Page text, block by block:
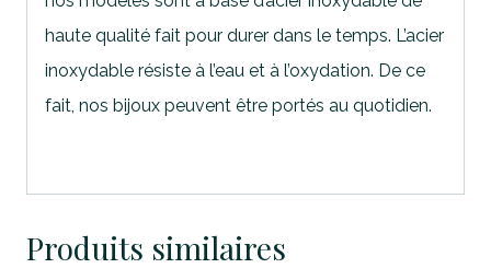
haute qualité fait pour durer dans le temps. L’acier
inoxydable résiste à l’eau et à l’oxydation. De ce
fait, nos bijoux peuvent être portés au quotidien.
Produits similaires